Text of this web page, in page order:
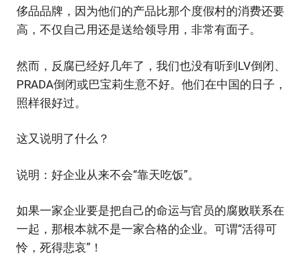
侈品品牌，因为他们的产品比那个度假村的消费还要
高，不仅自己用还是送给领导用，非常有面子。
然而，反腐已经好几年了，我们也没有听到LV倒闭、
PRADA倒闭或巴宝莉生意不好。他们在中国的日子，
照样很好过。
这又说明了什么？
说明：好企业从来不会“靠天吃饭”。
如果一家企业要是把自己的命运与官员的腐败联系在
一起，那根本就不是一家合格的企业。可谓“活得可
怜，死得悲哀”！